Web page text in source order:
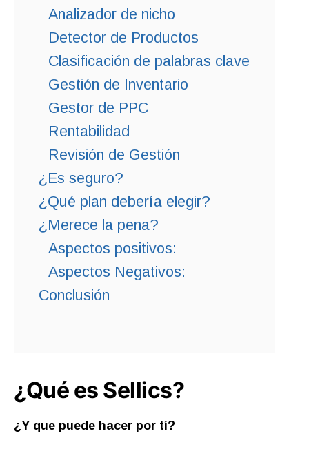
Analizador de nicho
Detector de Productos
Clasificación de palabras clave
Gestión de Inventario
Gestor de PPC
Rentabilidad
Revisión de Gestión
¿Es seguro?
¿Qué plan debería elegir?
¿Merece la pena?
Aspectos positivos:
Aspectos Negativos:
Conclusión
¿Qué es Sellics?
¿Y que puede hacer por tí?